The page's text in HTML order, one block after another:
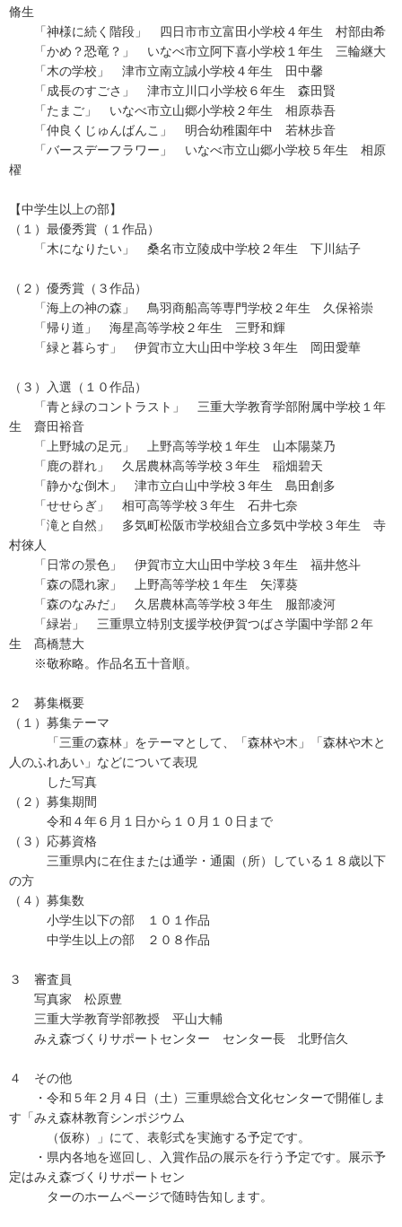
脩生
「神様に続く階段」 四日市市立富田小学校４年生 村部由希
「かめ？恐竜？」 いなべ市立阿下喜小学校１年生 三輪継大
「木の学校」 津市立南立誠小学校４年生 田中馨
「成長のすごさ」 津市立川口小学校６年生 森田賢
「たまご」 いなべ市立山郷小学校２年生 相原恭吾
「仲良くじゅんばんこ」 明合幼稚園年中 若林歩音
「バースデーフラワー」 いなべ市立山郷小学校５年生 相原
櫂
【中学生以上の部】
（１）最優秀賞（１作品）
「木になりたい」 桑名市立陵成中学校２年生 下川結子
（２）優秀賞（３作品）
「海上の神の森」 鳥羽商船高等専門学校２年生 久保裕崇
「帰り道」 海星高等学校２年生 三野和輝
「緑と暮らす」 伊賀市立大山田中学校３年生 岡田愛華
（３）入選（１０作品）
「青と緑のコントラスト」 三重大学教育学部附属中学校１年
生 齋田裕音
「上野城の足元」 上野高等学校１年生 山本陽菜乃
「鹿の群れ」 久居農林高等学校３年生 稲畑碧天
「静かな倒木」 津市立白山中学校３年生 島田創多
「せせらぎ」 相可高等学校３年生 石井七奈
「滝と自然」 多気町松阪市学校組合立多気中学校３年生 寺
村徠人
「日常の景色」 伊賀市立大山田中学校３年生 福井悠斗
「森の隠れ家」 上野高等学校１年生 矢澤葵
「森のなみだ」 久居農林高等学校３年生 服部凌河
「緑岩」 三重県立特別支援学校伊賀つばさ学園中学部２年
生 髙橋慧大
※敬称略。作品名五十音順。
２ 募集概要
（１）募集テーマ
「三重の森林」をテーマとして、「森林や木」「森林や木と
人のふれあい」などについて表現
した写真
（２）募集期間
令和４年６月１日から１０月１０日まで
（３）応募資格
三重県内に在住または通学・通園（所）している１８歳以下
の方
（４）募集数
小学生以下の部 １０１作品
中学生以上の部 ２０８作品
３ 審査員
写真家 松原豊
三重大学教育学部教授 平山大輔
みえ森づくりサポートセンター センター長 北野信久
４ その他
・令和５年２月４日（土）三重県総合文化センターで開催しま
す「みえ森林教育シンポジウム
（仮称）」にて、表彰式を実施する予定です。
・県内各地を巡回し、入賞作品の展示を行う予定です。展示予
定はみえ森づくりサポートセン
ターのホームページで随時告知します。